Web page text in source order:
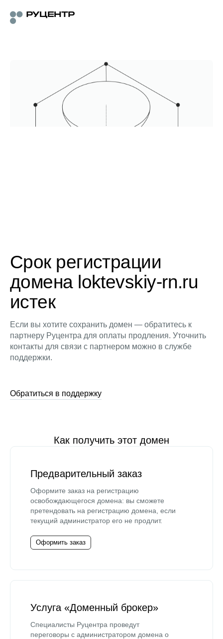
Срок регистрации
домена loktevskiy-rn.ru
истек
Если вы хотите сохранить домен — обратитесь к
партнеру Руцентра для оплаты продления. Уточнить
контакты для связи с партнером можно в службе
поддержки.
Обратиться в поддержку
Как получить этот домен
Предварительный заказ
Оформите заказ на регистрацию
освобождающегося домена: вы сможете
претендовать на регистрацию домена, если
текущий администратор его не продлит.
Оформить заказ
Услуга «Доменный брокер»
Специалисты Руцентра проведут
переговоры с администратором домена о